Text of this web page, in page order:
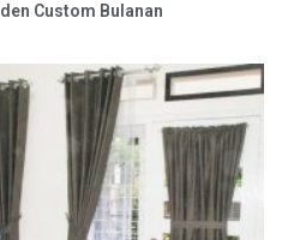
Custom Bulanan